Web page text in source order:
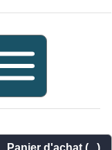
Panier d'achat ( )